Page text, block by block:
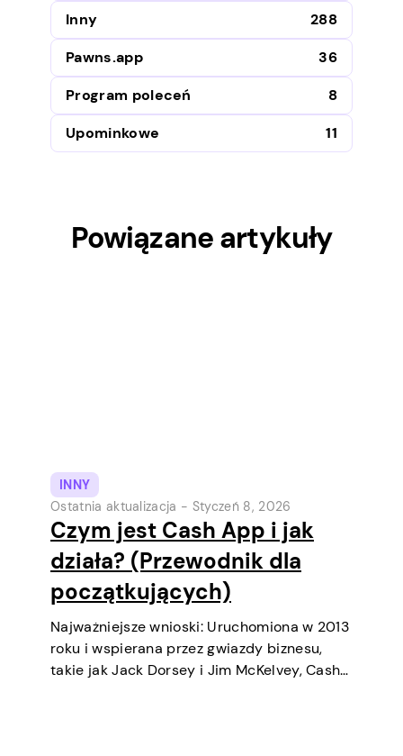
Inny
288
Pawns.app
36
Program poleceń
8
Upominkowe
11
Powiązane artykuły
INNY
Ostatnia aktualizacja - Styczeń 8, 2026
Czym jest Cash App i jak
działa? (Przewodnik dla
początkujących)
Najważniejsze wnioski: Uruchomiona w 2013
roku i wspierana przez gwiazdy biznesu,
takie jak Jack Dorsey i Jim McKelvey, Cash